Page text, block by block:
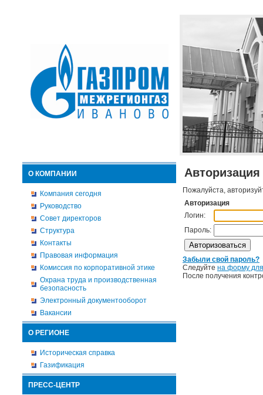
О КОМПАНИИ
Компания сегодня
Руководство
Совет директоров
Структура
Контакты
Правовая информация
Комиссия по корпоративной этике
Охрана труда и производственная
безопасность
Электронный документооборот
Вакансии
О РЕГИОНЕ
Историческая справка
Газификация
ПРЕСС-ЦЕНТР
Авторизация
Пожалуйста,
Авторизация
Логин:
Пароль:
Забыли свой пароль?
Следуйте на форму
После получения